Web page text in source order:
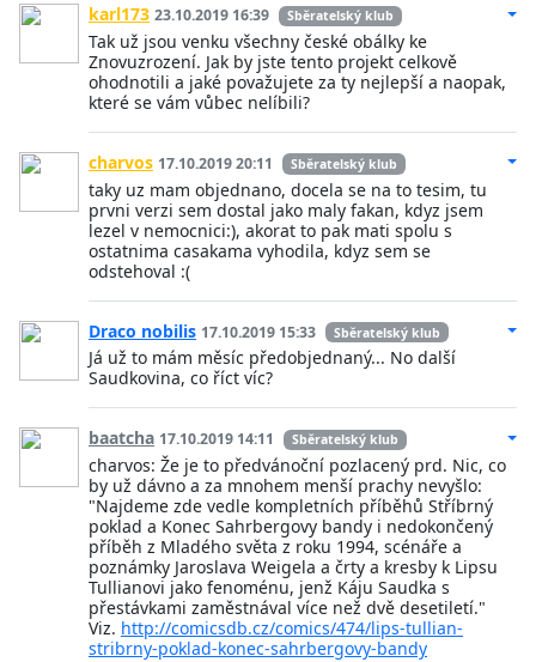
karl173 23.10.2019 16:39 Sběratelský klub
Tak už jsou venku všechny české obálky ke
Znovuzrození. Jak by jste tento projekt celkově
ohodnotili a jaké považujete za ty nejlepší a naopak,
které se vám vůbec nelíbili?
charvos 17.10.2019 20:11 Sběratelský klub
taky uz mam objednano, docela se na to tesim, tu
prvni verzi sem dostal jako maly fakan, kdyz jsem
lezel v nemocnici:), akorat to pak mati spolu s
ostatnima casakama vyhodila, kdyz sem se
odstehoval :(
Draco nobilis 17.10.2019 15:33 Sběratelský klub
Já už to mám měsíc předobjednaný... No další
Saudkovina, co říct víc?
baatcha 17.10.2019 14:11 Sběratelský klub
charvos: Že je to předvánoční pozlacený prd. Nic, co
by už dávno a za mnohem menší prachy nevyšlo:
"Najdeme zde vedle kompletních příběhů Stříbrný
poklad a Konec Sahrbergovy bandy i nedokončený
příběh z Mladého světa z roku 1994, scénáře a
poznámky Jaroslava Weigela a črty a kresby k Lipsu
Tullianovi jako fenoménu, jenž Káju Saudka s
přestávkami zaměstnával více než dvě desetiletí."
Viz. http://comicsdb.cz/comics/474/lips-tullian-
stribrny-poklad-konec-sahrbergovy-bandy